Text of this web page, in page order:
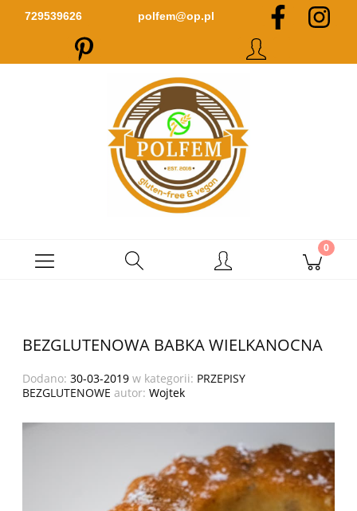
Zarejestruj się Zaloguj się
729539626 polfem@op.pl
BEZGLUTENOWA BABKA WIELKANOCNA
Dodano: 30-03-2019 w kategorii: PRZEPISY
BEZGLUTENOWE autor: Wojtek